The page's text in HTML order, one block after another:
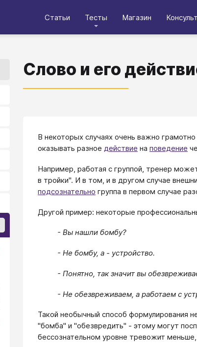
Статьи Тесты Магазин
Слово и его
В некоторых случаях очень важно
оказывать разное действие на поведение
Например, работая с группой, тренер
в тройки". И в том, и в другом случае
подсознательно группа в первом случае
Другой пример: некоторые
- Вы нашли бомбу?
- Не бомбу, а - устройство.
- Понятно, так значит вы
- Не обезвреживаем, а работаем с
Такой необычный способ формулирования
"бомба" и "обезвредить" - этому могут
бессознательном уровне тревожит